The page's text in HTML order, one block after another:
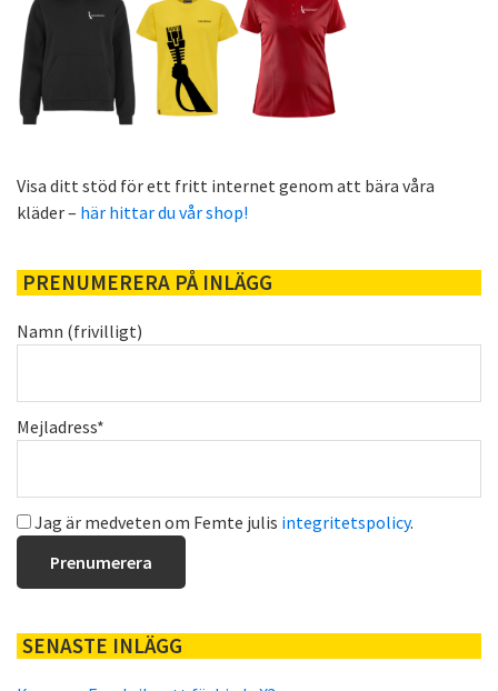
Visa ditt stöd för ett fritt internet genom att bära våra
kläder – här hittar du vår shop!
PRENUMERERA PÅ INLÄGG
Namn (frivilligt)
Mejladress*
Jag är medveten om Femte julis integritetspolicy.
SENASTE INLÄGG